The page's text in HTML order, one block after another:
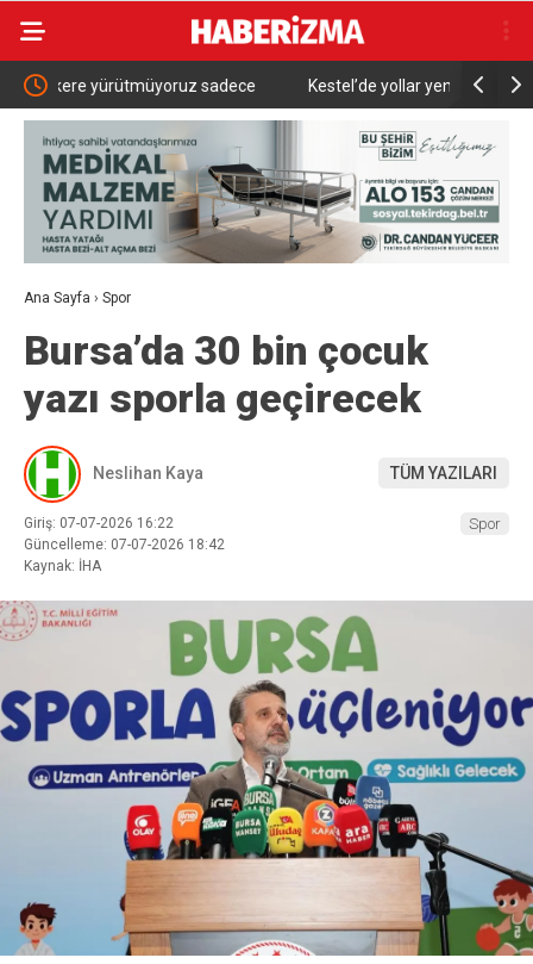
Kestel’de yollar yenilenip genişletiliyor
Ana Sayfa › Spor
Bursa’da 30 bin çocuk
yazı sporla geçirecek
Neslihan Kaya TÜM YAZILARI
Giriş: 07-07-2026 16:22
Güncelleme: 07-07-2026 18:42
Kaynak: İHA
Spor